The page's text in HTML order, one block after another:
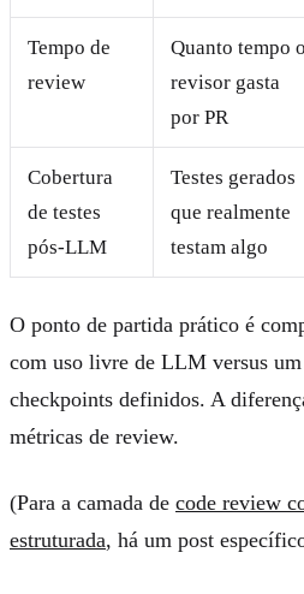
Tempo de
review
Quanto tempo o
revisor gasta
por PR
Cobertura
de testes
pós-LLM
Testes gerados
que realmente
testam algo
O ponto de partida prático é
com uso livre de LLM versus
checkpoints definidos. A
métricas de review.
(Para a camada de code review
estruturada, há um post